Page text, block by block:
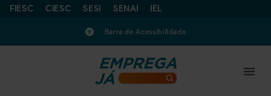
FIESC CIESC SESI SENAI IEL
Barra de Acessibilidade